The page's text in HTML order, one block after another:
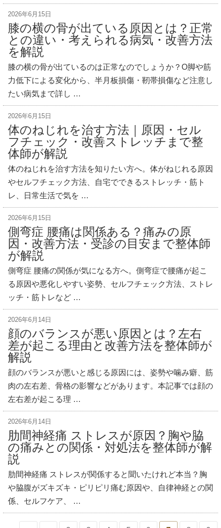
2026年6月15日
膝の横の骨が出ている原因とは？正常
との違い・考えられる病気・改善方法
を解説
膝の横の骨が出ているのは正常なのでしょうか？O脚や筋
力低下による変化から、半月板損傷・靭帯損傷など注意し
たい病気まで詳し …
2026年6月15日
体のねじれを治す方法｜原因・セル
フチェック・改善ストレッチまで整
体師が解説
体のねじれを治す方法を知りたい方へ。体がねじれる原因
やセルフチェック方法、自宅でできるストレッチ・筋ト
レ、日常生活で気を …
2026年6月15日
側弯症 腰痛は関係ある？痛みの原
因・改善方法・受診の目安まで整体師
が解説
側弯症 腰痛の関係が気になる方へ。側弯症で腰痛が起こ
る原因や悪化しやすい姿勢、セルフチェック方法、ストレ
ッチ・筋トレなど …
2026年6月14日
顔のバランスが悪い原因とは？左右
差が起こる理由と改善方法を整体師が
解説
顔のバランスが悪いと感じる原因には、姿勢や噛み癖、筋
肉の左右差、骨格の影響などがあります。本記事では顔の
左右差が起こる理 …
2026年6月14日
肋間神経痛 ストレスが原因？胸や脇
の痛みとの関係・対処法を整体師が解
説
肋間神経痛 ストレスが関係すると聞いたけれど本当？胸
や脇腹がズキズキ・ピリピリ痛む原因や、自律神経との関
係、セルフケア、 …